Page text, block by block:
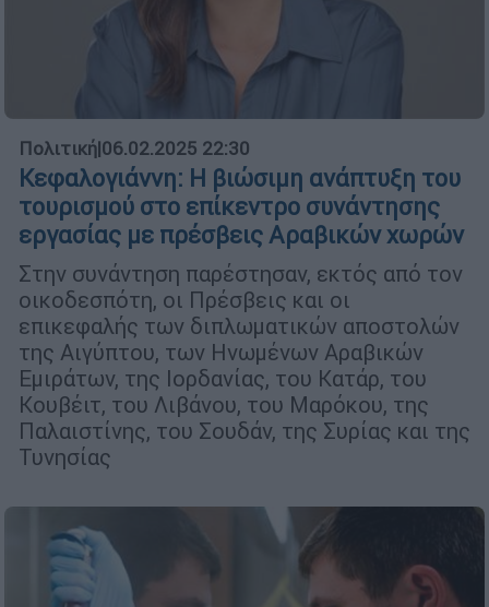
Πολιτική|06.02.2025 22:30
Κεφαλογιάννη: Η βιώσιμη ανάπτυξη του
τουρισμού στο επίκεντρο συνάντησης
εργασίας με πρέσβεις Αραβικών χωρών
Στην συνάντηση παρέστησαν, εκτός από τον
οικοδεσπότη, οι Πρέσβεις και οι
επικεφαλής των διπλωματικών αποστολών
της Αιγύπτου, των Ηνωμένων Αραβικών
Εμιράτων, της Ιορδανίας, του Κατάρ, του
Κουβέιτ, του Λιβάνου, του Μαρόκου, της
Παλαιστίνης, του Σουδάν, της Συρίας και της
Τυνησίας